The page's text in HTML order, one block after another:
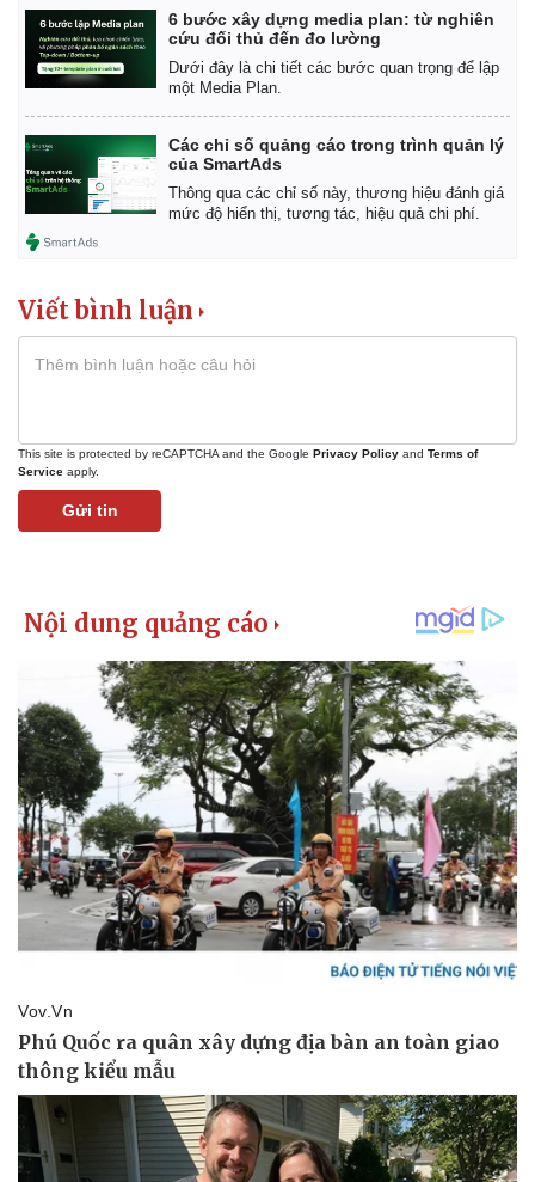
Bất động sản
Khởi nghiệp
Giá vàng
Tiêu dùng
Tỷ giá
Pháp luật
Vụ án
Quân sự - Quốc phòng
Vũ khí
6 bước xây dựng media plan: từ nghiên
cứu đối thủ đến đo lường
Dưới đây là chi tiết các bước quan trọng để lập
một Media Plan.
Các chỉ số quảng cáo trong trình quản lý
của SmartAds
Thông qua các chỉ số này, thương hiệu đánh giá
mức độ hiển thị, tương tác, hiệu quả chi phí.
Viết bình luận
This site is protected by reCAPTCHA and the Google Privacy Policy and Terms of
Service apply.
Gửi tin